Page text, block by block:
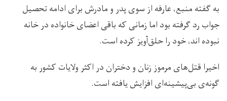
به گفته منبع، عارفه از سوی پدر و مادرش برای ادامه تحصیل
جواب رد گرفته بود اما زمانی‌ که باقی اعضای خانواده در خانه
نبوده‌ اند، خود را حلق‌آویز کرده است.
اخیرا قتل‌های مرموز زنان و دختران در اکثر ولایات کشور به
گونه‌ی بی‌پیشینه‌ای افزایش یافته است.